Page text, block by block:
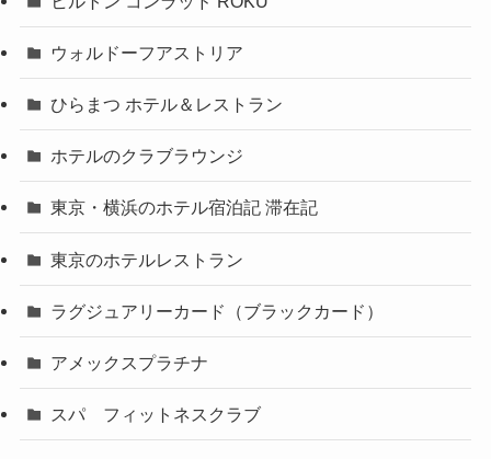
ウォルドーフアストリア
ひらまつ ホテル＆レストラン
ホテルのクラブラウンジ
東京・横浜のホテル宿泊記 滞在記
東京のホテルレストラン
ラグジュアリーカード（ブラックカード）
アメックスプラチナ
スパ フィットネスクラブ